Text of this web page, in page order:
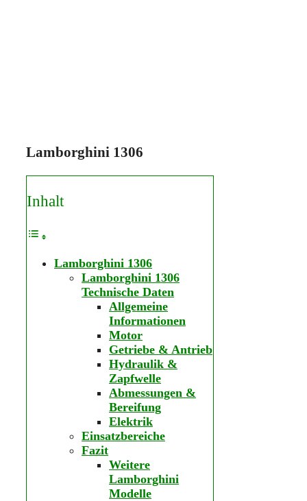
Lamborghini 1306
Inhalt
Lamborghini 1306
Lamborghini 1306
Technische Daten
Allgemeine
Informationen
Motor
Getriebe & Antrieb
Hydraulik &
Zapfwelle
Abmessungen &
Bereifung
Elektrik
Einsatzbereiche
Fazit
Weitere
Lamborghini
Modelle